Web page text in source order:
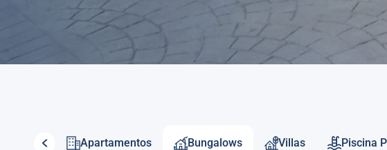
Apartamentos Bungalows Villas Piscina